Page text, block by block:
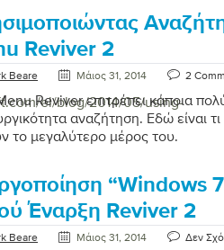
el/blog/2014/05/using-
Reviver 2
Beare Μάιος 31, 2014 2
Reviver επιτρέπει κάποια
αναζήτηση. Εδώ είναι
το μεγαλύτερο μέρος του.
“Windows
Έναρξη Reviver 2
Beare Μάιος 31, 2014 Δεν